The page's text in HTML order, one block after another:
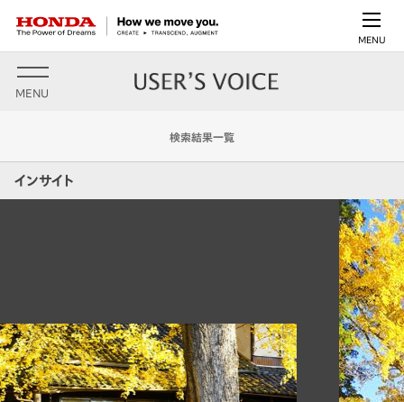
MENU
MENU
検索結果一覧
インサイト